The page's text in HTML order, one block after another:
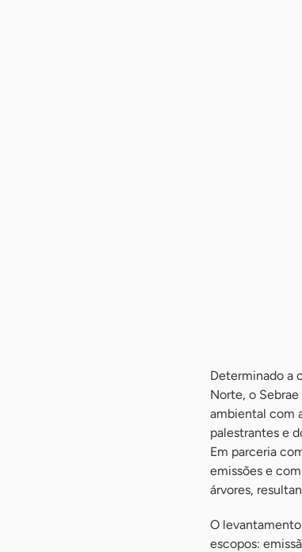
Determinado a
Norte, o
ambiental com
palestrantes e
Em parceria
emissões e
árvores,
O
escopos: